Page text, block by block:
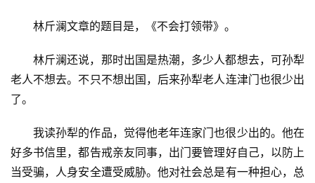
林斤澜文章的题目是，《不会打领带》。
林斤澜还说，那时出国是热潮，多少人都想去，可孙犁
老人不想去。不只不想出国，后来孙犁老人连津门也很少出
了。
我读孙犁的作品，觉得他老年连家门也很少出的。他在
好多书信里，都告戒亲友同事，出门要管理好自己，以防上
当受骗，人身安全遭受威胁。他对社会总是有一种担心，总